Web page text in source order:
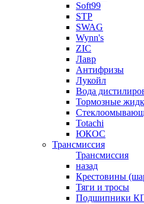
Soft99
STP
SWAG
Wynn's
ZIC
Лавр
Антифризы
Лукойл
Вода
Тормозные
Totachi
ЮКОС
Трансмиссия
Трансмиссия
назад
Крестовины
Тяги и тросы
Подшипники